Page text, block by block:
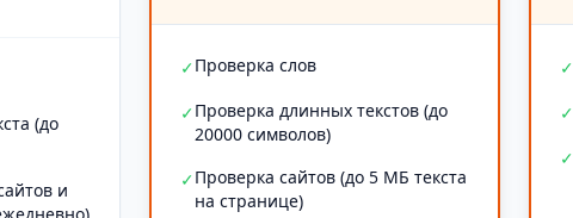
(до
и
✓Проверка слов
✓Проверка длинных текстов (до
20000 символов)
✓Проверка сайтов (до 5 МБ текста
на странице)
✓
✓
✓